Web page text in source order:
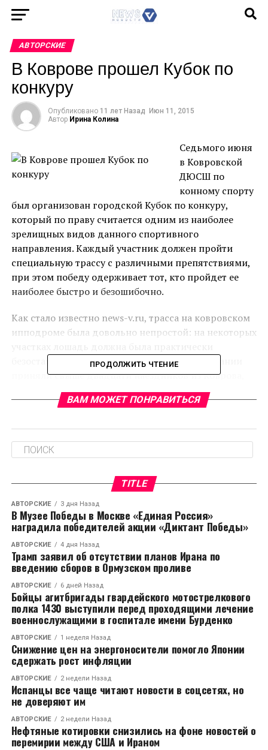
АВТОРСКИЕ
В Коврове прошел Кубок по
конкуру
Опубликовано 11 лет Назад
Июн 11, 2015
Автор Ирина Колина
Седьмого июня
в Ковровской
ДЮСШ по
конному спорту
был организован городской Кубок по конкуру,
который по праву считается одним из наиболее
зрелищных видов данного спортивного
направления. Каждый участник должен пройти
специальную трассу с различными препятствиями,
при этом победу одерживает тот, кто пройдет ее
наиболее быстро и безошибочно.
Как стало известно news-v.ru, трасса на ковровском
ипподроме была довольно непростой: на некоторых
безостановочно прыгать. Участие в соревновании
приняли свыше двадцати наездников из Коврова,
Владимира, Шуи и Суздаля.
препятствия достигали 110 сантиметров в высоту,
во втором – 100 сантиметров. Примечательно, что
на соревнованиях было достаточно много зрителей,
несмотря на то, что конный спорт в Коврове не
слишком популярен.
RELATED TOPICS:
Микрорайон Лесной выбрал управляющую
компанию
НЕ ПРОПУСТИТЕ
В Коврове отметили День социального работника
ПРОДОЛЖИТЬ ЧТЕНИЕ
ВАМ МОЖЕТ ПОНРАВИТЬСЯ
TITLE
АВТОРСКИЕ 3 дня Назад
В Музее Победы в Москве «Единая Россия»
наградила победителей акции «Диктант Победы»
АВТОРСКИЕ 4 дня Назад
Трамп заявил об отсутствии планов Ирана по
введению сборов в Ормузском проливе
АВТОРСКИЕ 6 дней Назад
Бойцы агитбригады гвардейского мотострелкового
полка 1430 выступили перед проходящими лечение
военнослужащими в госпитале имени Бурденко
АВТОРСКИЕ 1 неделя Назад
Снижение цен на энергоносители помогло Японии
сдержать рост инфляции
АВТОРСКИЕ 2 недели Назад
Испанцы все чаще читают новости в соцсетях, но
не доверяют им
АВТОРСКИЕ 2 недели Назад
Нефтяные котировки снизились на фоне новостей о
перемирии между США и Ираном